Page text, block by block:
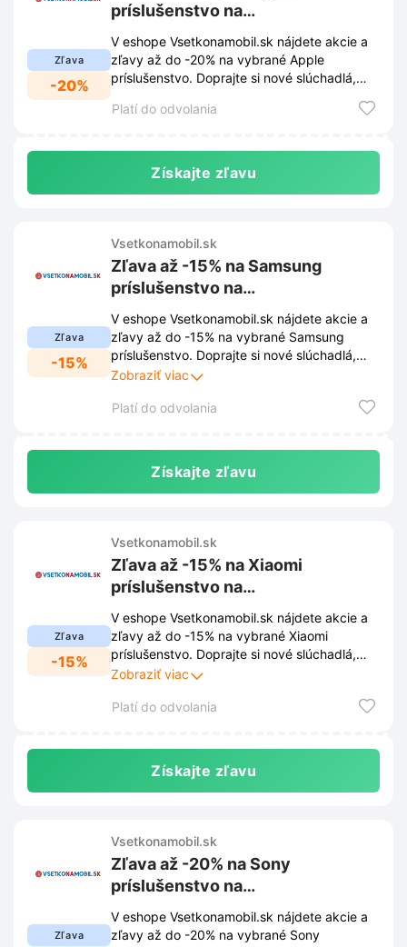
Zľava
-20%
príslušenstvo na
Vsetkonamobil.sk
V eshope Vsetkonamobil.sk nájdete akcie a
zľavy až do -20% na vybrané Apple
príslušenstvo. Doprajte si nové slúchadlá,
Platí do odvolania
Získajte zľavu
Zľava
-15%
Vsetkonamobil.sk
Zľava až -15% na Samsung
príslušenstvo na
Vsetkonamobil.sk
V eshope Vsetkonamobil.sk nájdete akcie a
zľavy až do -15% na vybrané Samsung
príslušenstvo. Doprajte si nové slúchadlá,
nabíjačku alebo ochranné puzdro za skvelú
Zobraziť viac
Platí do odvolania
Získajte zľavu
Zľava
-15%
Vsetkonamobil.sk
Zľava až -15% na Xiaomi
príslušenstvo na
Vsetkonamobil.sk
V eshope Vsetkonamobil.sk nájdete akcie a
zľavy až do -15% na vybrané Xiaomi
príslušenstvo. Doprajte si nové slúchadlá,
nabíjačku alebo ochranné sklo za skvelú
Zobraziť viac
Platí do odvolania
Získajte zľavu
Zľava
Vsetkonamobil.sk
Zľava až -20% na Sony
príslušenstvo na
Vsetkonamobil.sk
V eshope Vsetkonamobil.sk nájdete akcie a
zľavy až do -20% na vybrané Sony